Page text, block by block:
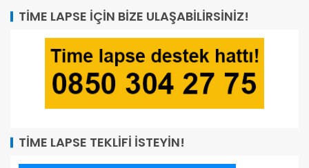
TIME LAPSE İÇIN BIZE ULAŞABILIRSINIZ!
TIME LAPSE TEKLIFI İSTEYIN!